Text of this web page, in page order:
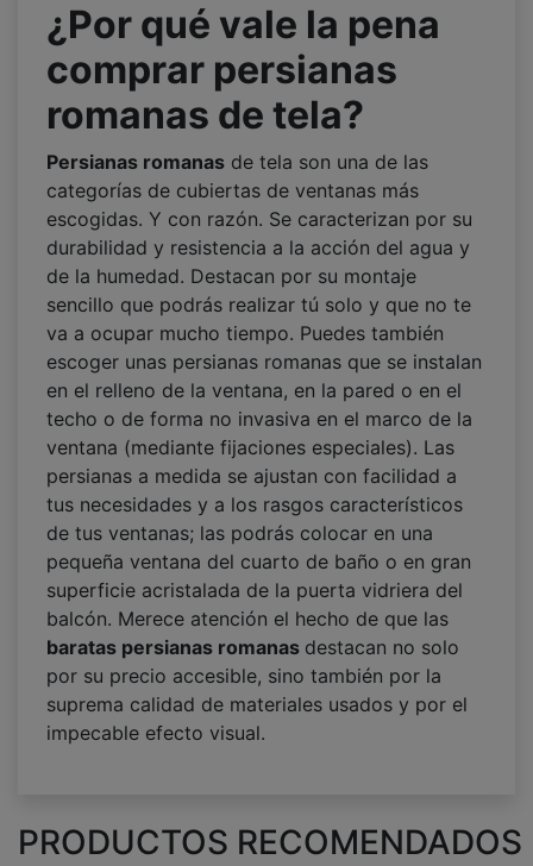
¿Por qué vale la pena
comprar persianas
romanas de tela?
Persianas romanas de tela son una de las
categorías de cubiertas de ventanas más
escogidas. Y con razón. Se caracterizan por su
durabilidad y resistencia a la acción del agua y
de la humedad. Destacan por su montaje
sencillo que podrás realizar tú solo y que no te
va a ocupar mucho tiempo. Puedes también
escoger unas persianas romanas que se instalan
en el relleno de la ventana, en la pared o en el
techo o de forma no invasiva en el marco de la
ventana (mediante fijaciones especiales). Las
persianas a medida se ajustan con facilidad a
tus necesidades y a los rasgos característicos
de tus ventanas; las podrás colocar en una
pequeña ventana del cuarto de baño o en gran
superficie acristalada de la puerta vidriera del
balcón. Merece atención el hecho de que las
baratas persianas romanas destacan no solo
por su precio accesible, sino también por la
suprema calidad de materiales usados y por el
impecable efecto visual.
PRODUCTOS RECOMENDADOS